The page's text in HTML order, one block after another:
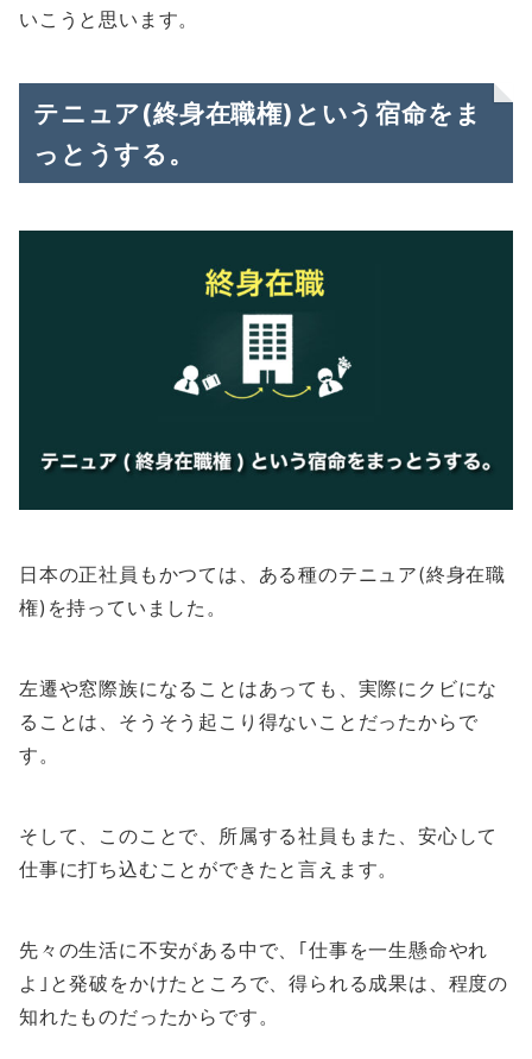
いこうと思います。
テニュア(終身在職権)という宿命をま
っとうする。
日本の正社員もかつては、ある種のテニュア(終身在職
権)を持っていました。
左遷や窓際族になることはあっても、実際にクビにな
ることは、そうそう起こり得ないことだったからで
す。
そして、このことで、所属する社員もまた、安心して
仕事に打ち込むことができたと言えます。
先々の生活に不安がある中で、｢仕事を一生懸命やれ
よ｣と発破をかけたところで、得られる成果は、程度の
知れたものだったからです。